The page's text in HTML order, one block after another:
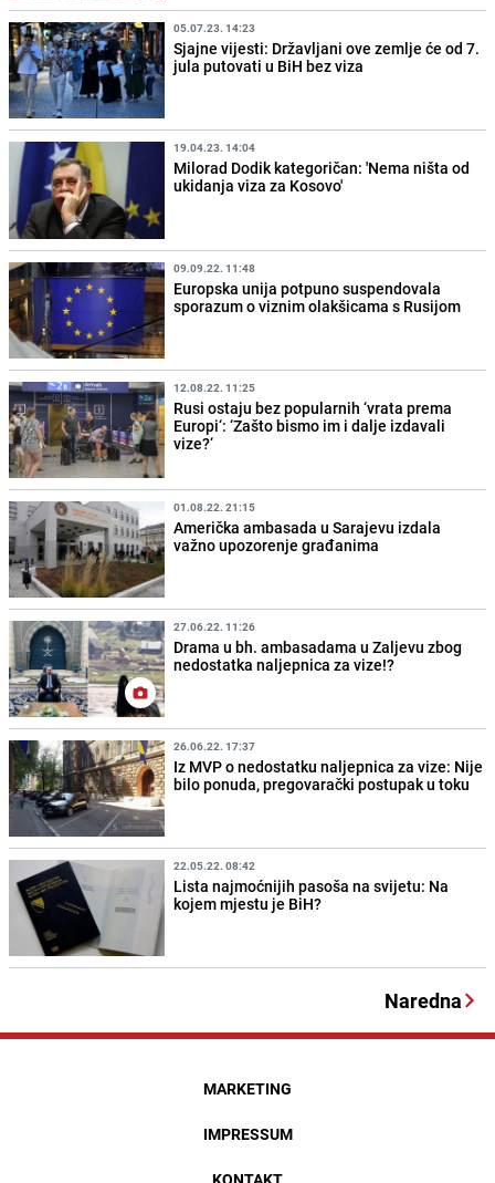
05.07.23. 14:23
Sjajne vijesti: Državljani ove zemlje će od 7.
jula putovati u BiH bez viza
19.04.23. 14:04
Milorad Dodik kategoričan: 'Nema ništa od
ukidanja viza za Kosovo'
09.09.22. 11:48
Europska unija potpuno suspendovala
sporazum o viznim olakšicama s Rusijom
12.08.22. 11:25
Rusi ostaju bez popularnih ‘vrata prema
Europi‘: ‘Zašto bismo im i dalje izdavali
vize?‘
01.08.22. 21:15
Američka ambasada u Sarajevu izdala
važno upozorenje građanima
27.06.22. 11:26
Drama u bh. ambasadama u Zaljevu zbog
nedostatka naljepnica za vize!?
26.06.22. 17:37
Iz MVP o nedostatku naljepnica za vize: Nije
bilo ponuda, pregovarački postupak u toku
22.05.22. 08:42
Lista najmoćnijih pasoša na svijetu: Na
kojem mjestu je BiH?
Naredna
MARKETING
IMPRESSUM